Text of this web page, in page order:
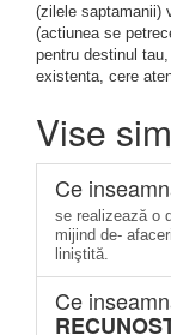
(zilele saptamanii)
(actiunea se
pentru destinul
existenta, cere
Vise
Ce
se realizează o
mijind de-
liniştită.
Ce